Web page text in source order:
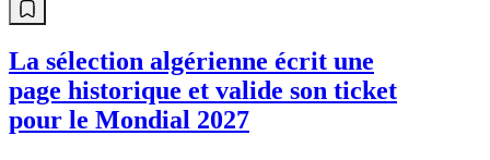
La sélection algérienne écrit une
page historique et valide son ticket
pour le Mondial 2027